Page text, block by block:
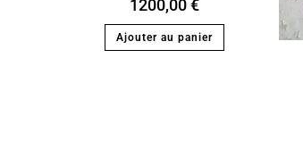
1200,00€
Ajouter au panier